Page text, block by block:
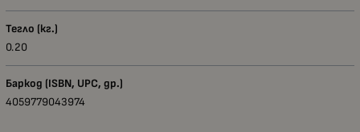
Тегло (кг.)
0.20
Баркод (ISBN, UPC, др.)
4059779043974